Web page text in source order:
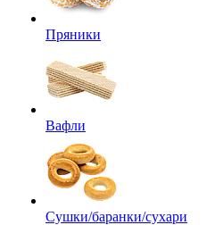
Пряники
Вафли
Сушки/баранки/сухари